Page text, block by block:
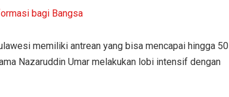
bagi Bangsa
memiliki antrean yang bisa mencapai hingga 50
Nazaruddin Umar melakukan lobi intensif dengan